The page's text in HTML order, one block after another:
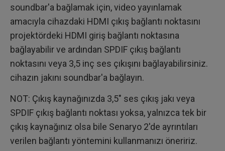
soundbar'a bağlamak için, video yayınlamak
amacıyla cihazdaki HDMI çıkış bağlantı noktasını
projektördeki HDMI giriş bağlantı noktasına
bağlayabilir ve ardından SPDIF çıkış bağlantı
noktasını veya 3,5 inç ses çıkışını bağlayabilirsiniz.
cihazın jakını soundbar'a bağlayın.
NOT: Çıkış kaynağınızda 3,5" ses çıkış jakı veya
SPDIF çıkış bağlantı noktası yoksa, yalnızca tek bir
çıkış kaynağınız olsa bile Senaryo 2'de ayrıntıları
verilen bağlantı yöntemini kullanmanızı öneririz.